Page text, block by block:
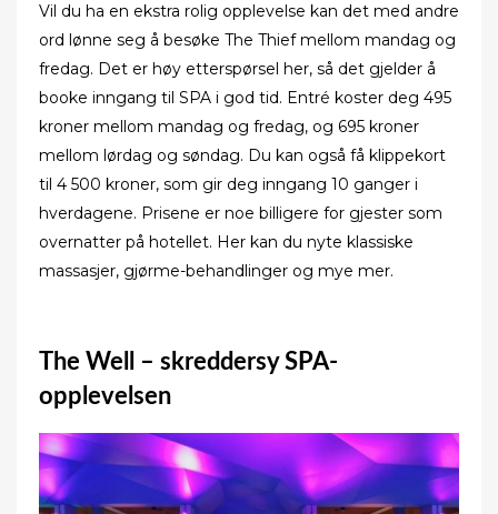
Vil du ha en ekstra rolig opplevelse kan det med andre
ord lønne seg å besøke The Thief mellom mandag og
fredag. Det er høy etterspørsel her, så det gjelder å
booke inngang til SPA i god tid. Entré koster deg 495
kroner mellom mandag og fredag, og 695 kroner
mellom lørdag og søndag. Du kan også få klippekort
til 4 500 kroner, som gir deg inngang 10 ganger i
hverdagene. Prisene er noe billigere for gjester som
overnatter på hotellet. Her kan du nyte klassiske
massasjer, gjørme-behandlinger og mye mer.
The Well – skreddersy SPA-
opplevelsen